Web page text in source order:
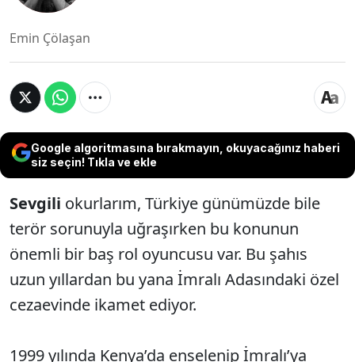
Emin Çölaşan
Google algoritmasına bırakmayın, okuyacağınız haberi
siz seçin! Tıkla ve ekle
Sevgili okurlarım, Türkiye günümüzde bile
terör sorunuyla uğraşırken bu konunun
önemli bir baş rol oyuncusu var. Bu şahıs
uzun yıllardan bu yana İmralı Adasındaki özel
cezaevinde ikamet ediyor.
1999 yılında Kenya’da enselenip İmralı’ya